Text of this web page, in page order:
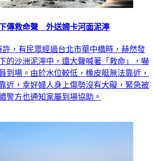
傳救命聲 外送婦卡河面泥濘
許，有民眾經過台北市華中橋時，赫然發
的沙洲泥濘中，還大聲喊著「救命」，嚇
到場。由於水位較低，橡皮艇無法靠近，
近，幸好婦人身上傷勢沒有大礙，緊急被
警方也通知家屬到場協助。